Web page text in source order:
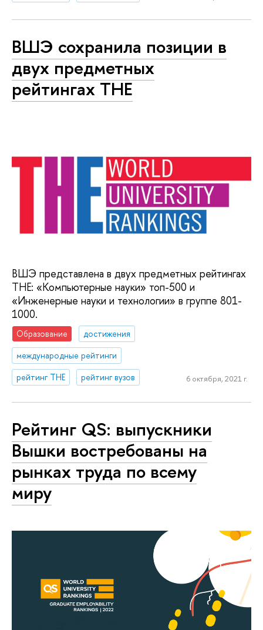
ВШЭ сохранила позиции в
двух предметных
рейтингах ТНЕ
ВШЭ представлена в двух предметных рейтингах
ТНЕ: «Компьютерные науки» топ-500 и
«Инженерные науки и технологии» в группе 801-
1000.
Образование
достижения
международные рейтинги
рейтинг THE
рейтинг вузов 6 октября, 2021 г.
Рейтинг QS: выпускники
Вышки востребованы на
рынках труда по всему
миру